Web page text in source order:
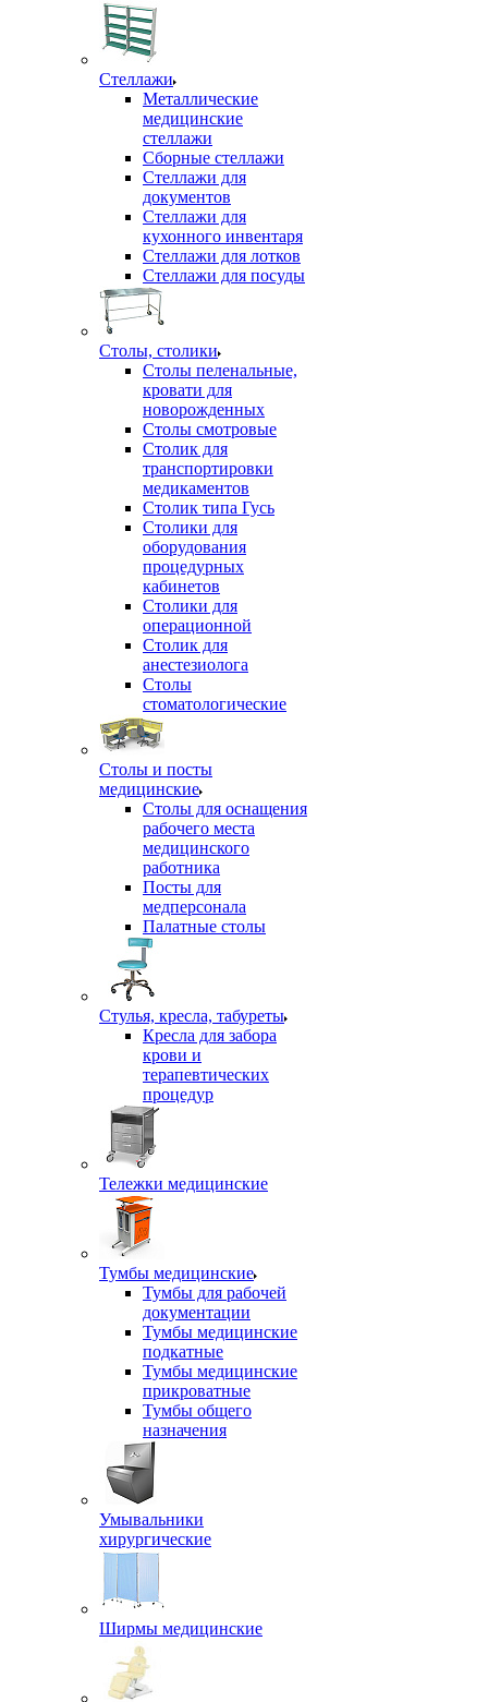
Стеллажи
Металлические
медицинские
стеллажи
Сборные стеллажи
Стеллажи для
документов
Стеллажи для
кухонного инвентаря
Стеллажи для лотков
Стеллажи для посуды
Столы, столики
Столы пеленальные,
кровати для
новорожденных
Столы смотровые
Столик для
транспортировки
медикаментов
Столик типа Гусь
Столики для
оборудования
процедурных
кабинетов
Столики для
операционной
Столик для
анестезиолога
Столы
стоматологические
Столы и посты
медицинские
Столы для оснащения
рабочего места
медицинского
работника
Посты для
медперсонала
Палатные столы
Стулья, кресла, табуреты
Кресла для забора
крови и
терапевтических
процедур
Тележки медицинские
Тумбы медицинские
Тумбы для рабочей
документации
Тумбы медицинские
подкатные
Тумбы медицинские
прикроватные
Тумбы общего
назначения
Умывальники
хирургические
Ширмы медицинские